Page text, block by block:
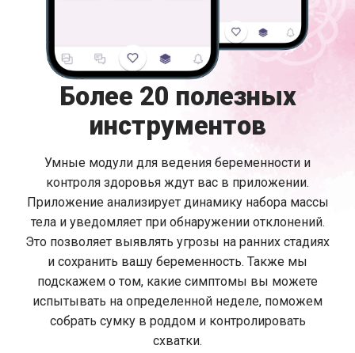
Более 20 полезных
инструментов
Умные модули для ведения беременности и
контроля здоровья ждут вас в приложении.
Приложение анализирует динамику набора массы
тела и уведомляет при обнаружении отклонений.
Это позволяет выявлять угрозы на ранних стадиях
и сохранить вашу беременность. Также мы
подскажем о том, какие симптомы вы можете
испытывать на определенной неделе, поможем
собрать сумку в роддом и контролировать
схватки.